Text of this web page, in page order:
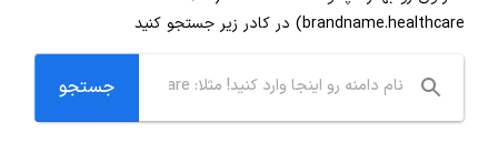
brandname.healthcare) در کادر زیر جستجو کنید